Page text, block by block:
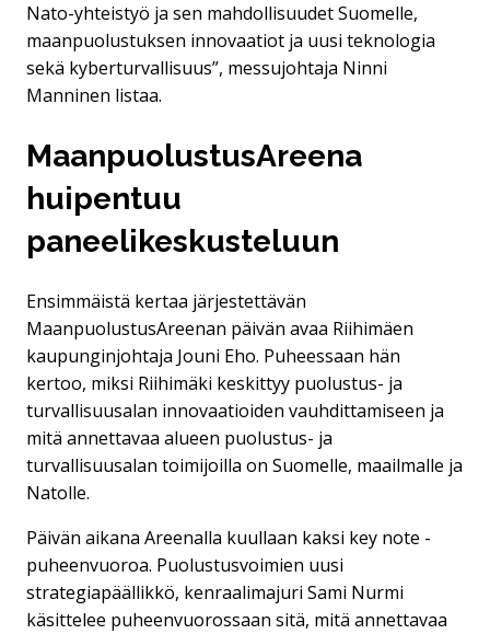
Nato-yhteistyö ja sen mahdollisuudet Suomelle,
maanpuolustuksen innovaatiot ja uusi teknologia
sekä kyberturvallisuus”, messujohtaja Ninni
Manninen listaa.
MaanpuolustusAreena
huipentuu
paneelikeskusteluun
Ensimmäistä kertaa järjestettävän
MaanpuolustusAreenan päivän avaa Riihimäen
kaupunginjohtaja Jouni Eho. Puheessaan hän
kertoo, miksi Riihimäki keskittyy puolustus- ja
turvallisuusalan innovaatioiden vauhdittamiseen ja
mitä annettavaa alueen puolustus- ja
turvallisuusalan toimijoilla on Suomelle, maailmalle ja
Natolle.
Päivän aikana Areenalla kuullaan kaksi key note -
puheenvuoroa. Puolustusvoimien uusi
strategiapäällikkö, kenraalimajuri Sami Nurmi
käsittelee puheenvuorossaan sitä, mitä annettavaa